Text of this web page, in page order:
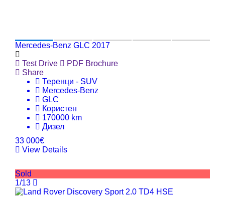
Mercedes-Benz GLC 2017
Test Drive
PDF Brochure
Share
Теренци - SUV
Mercedes-Benz
GLC
Користен
170000 km
Дизел
33 000€
View Details
Sold
1/13